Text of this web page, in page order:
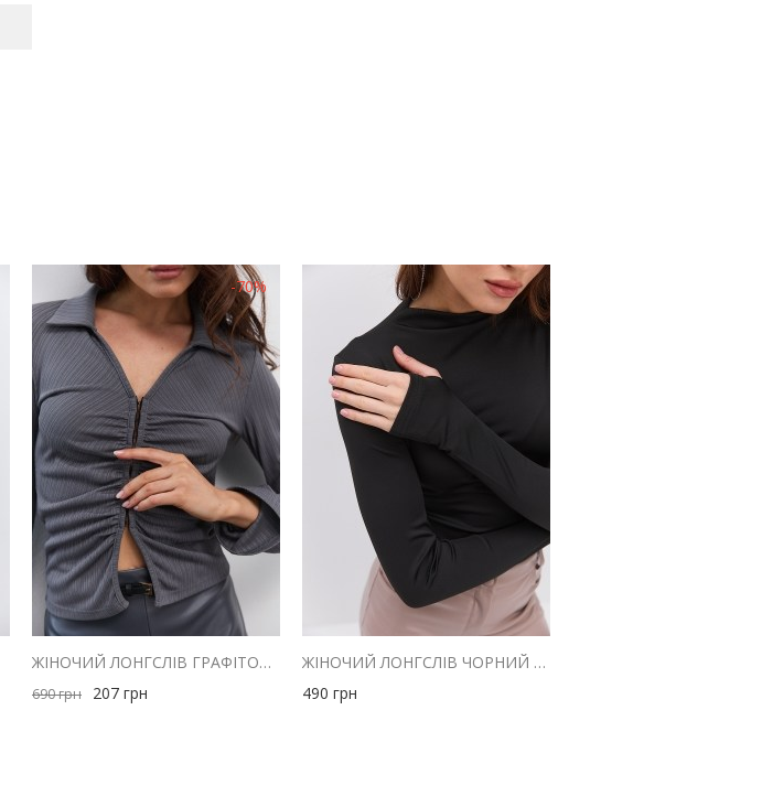
-70%
ЖІНОЧИЙ ЛОНГСЛІВ ГРАФІТОВИЙ З ДРАПІРУВАННЯМ ТА ВІДКЛАДНИМ КОМІРОМ
690грн 207 грн
ЖІНОЧИЙ ЛОНГСЛІВ ЧОРНИЙ З КОРОТКИМ КОМІРОМ
490 грн